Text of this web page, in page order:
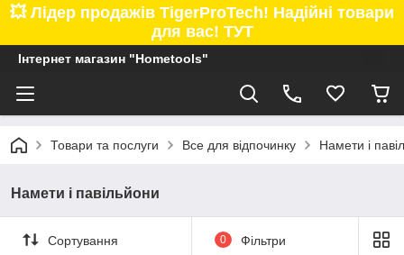
💥 Лідер продажів TigerProTech! Надійні товари
для вас! ТУТ
Інтернет магазин "Hometools"
Товари та послуги Все для відпочинку Намети і
Намети і павільйони
Сортування 0 Фільтри